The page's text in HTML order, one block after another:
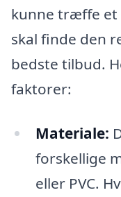
kunne træffe et
skal finde den
bedste tilbud.
faktorer:
Materiale:
forskellige
eller PVC.